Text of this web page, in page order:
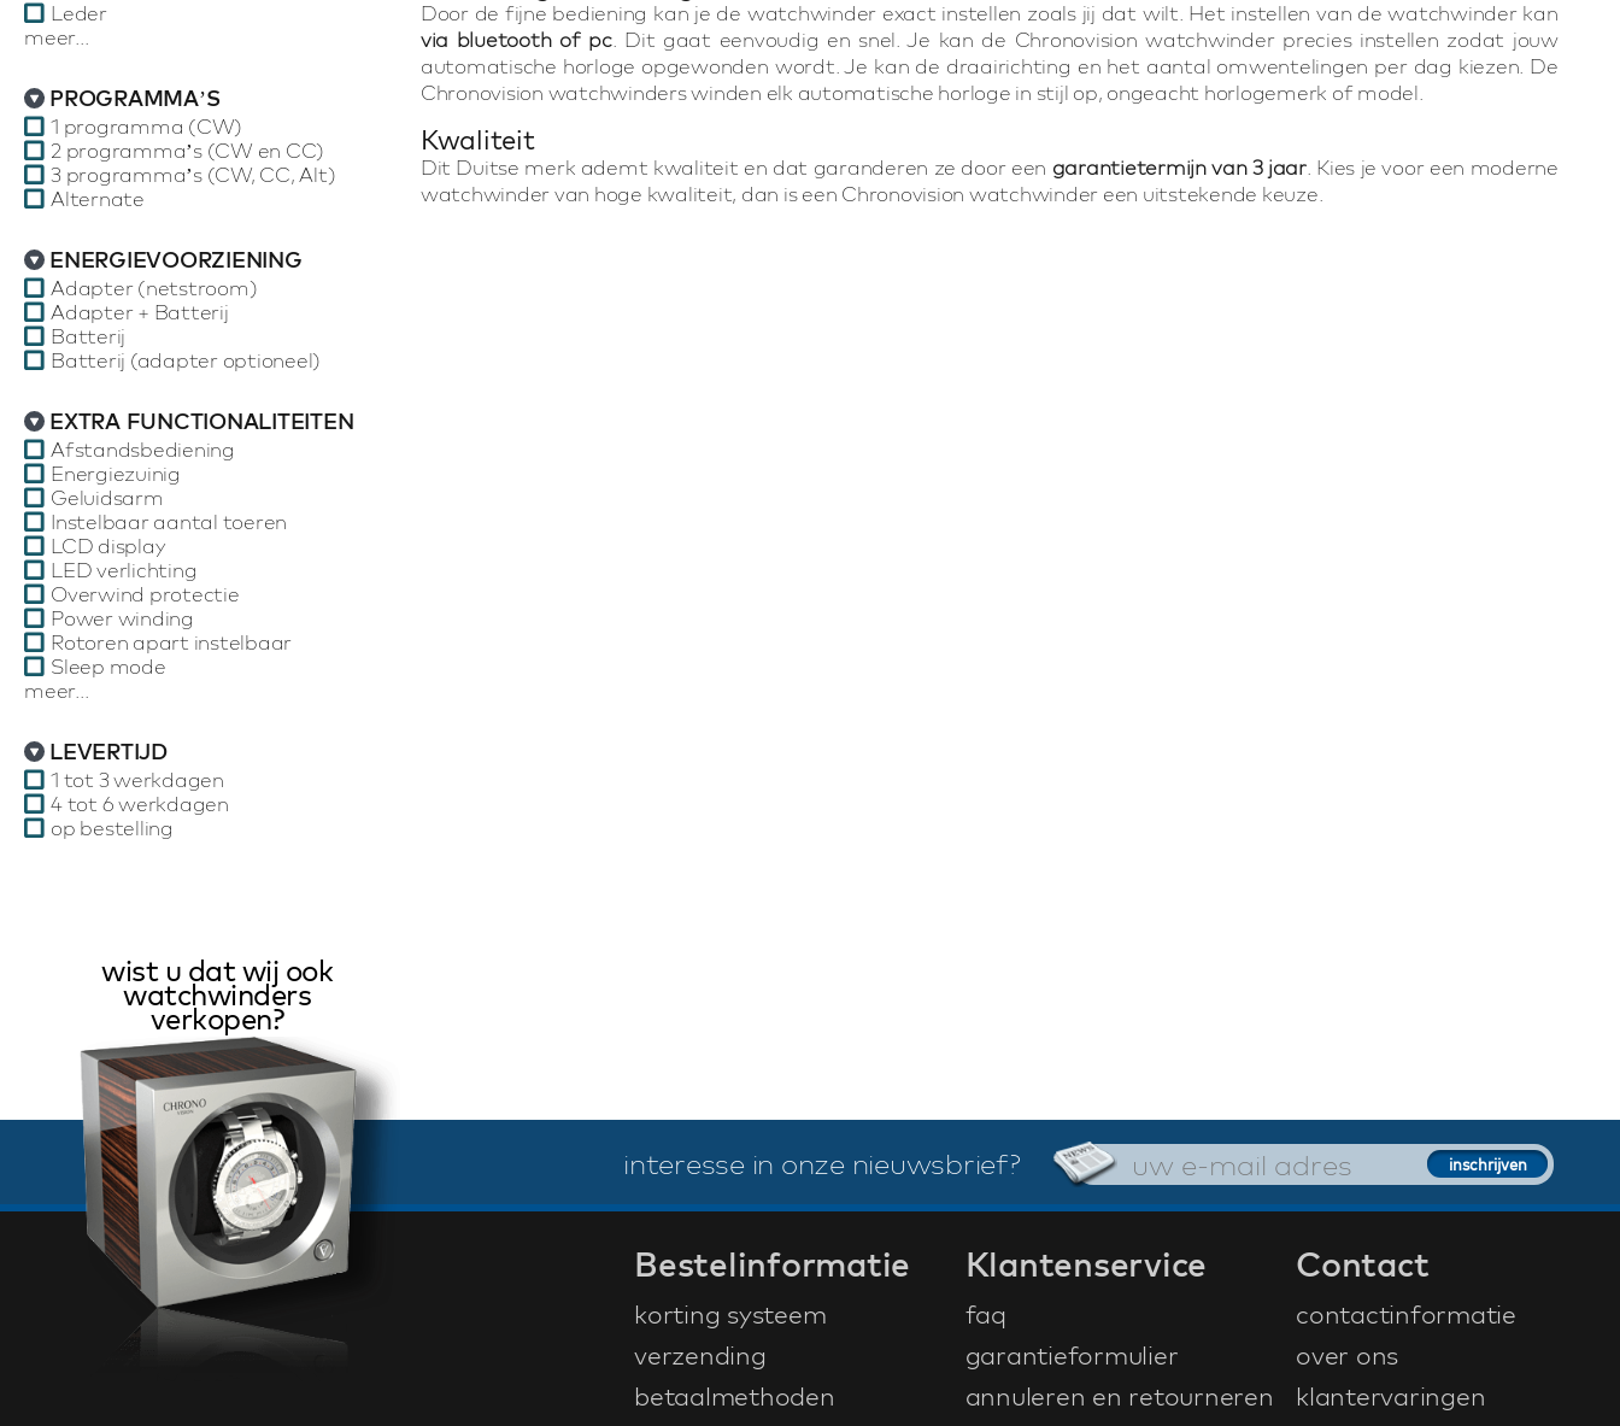
Leder
meer...
PROGRAMMA’S
1 programma (CW)
2 programma’s (CW en CC)
3 programma’s (CW, CC, Alt)
Alternate
ENERGIEVOORZIENING
Adapter (netstroom)
Adapter + Batterij
Batterij
Batterij (adapter optioneel)
EXTRA FUNCTIONALITEITEN
Afstandsbediening
Energiezuinig
Geluidsarm
Instelbaar aantal toeren
LCD display
LED verlichting
Overwind protectie
Power winding
Rotoren apart instelbaar
Sleep mode
meer...
LEVERTIJD
1 tot 3 werkdagen
4 tot 6 werkdagen
op bestelling
Door de fijne bediening kan je de watchwinder exact instellen zoals jij dat wilt. Het instellen van de watchwinder kan
via bluetooth of pc. Dit gaat eenvoudig en snel. Je kan de Chronovision watchwinder precies instellen zodat jouw
automatische horloge opgewonden wordt. Je kan de draairichting en het aantal omwentelingen per dag kiezen. De
Chronovision watchwinders winden elk automatische horloge in stijl op, ongeacht horlogemerk of model.
Kwaliteit
Dit Duitse merk ademt kwaliteit en dat garanderen ze door een garantietermijn van 3 jaar. Kies je voor een moderne
watchwinder van hoge kwaliteit, dan is een Chronovision watchwinder een uitstekende keuze.
interesse in onze nieuwsbrief?
wist u dat wij ook
watchwinders
verkopen?
Bestelinformatie
korting systeem
verzending
betaalmethoden
Klantenservice
faq
garantieformulier
annuleren en retourneren
Contact
contactinformatie
over ons
klantervaringen